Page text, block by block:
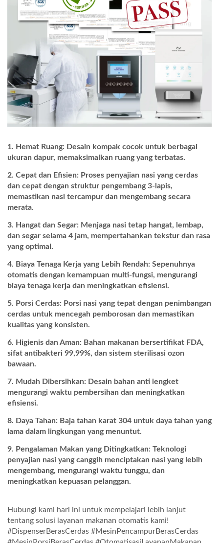
Hemat Ruang: Desain kompak cocok untuk berbagai
ukuran dapur, memaksimalkan ruang yang terbatas.
Cepat dan Efisien: Proses penyajian nasi yang cerdas
dan cepat dengan struktur pengembang 3-lapis,
memastikan nasi tercampur dan mengembang secara
merata.
Hangat dan Segar: Menjaga nasi tetap hangat, lembap,
dan segar selama 4 jam, mempertahankan tekstur dan rasa
yang optimal.
Biaya Tenaga Kerja yang Lebih Rendah: Sepenuhnya
otomatis dengan kemampuan multi-fungsi, mengurangi
biaya tenaga kerja dan meningkatkan efisiensi.
Porsi Cerdas: Porsi nasi yang tepat dengan penimbangan
cerdas untuk mencegah pemborosan dan memastikan
kualitas yang konsisten.
Higienis dan Aman: Bahan makanan bersertifikat FDA,
sifat antibakteri 99,99%, dan sistem sterilisasi ozon
bawaan.
Mudah Dibersihkan: Desain bahan anti lengket
mengurangi waktu pembersihan dan meningkatkan
efisiensi.
Daya Tahan: Baja tahan karat 304 untuk daya tahan yang
lama dalam lingkungan yang menuntut.
Pengalaman Makan yang Ditingkatkan: Teknologi
penyajian nasi yang canggih menciptakan nasi yang lebih
mengembang, mengurangi waktu tunggu, dan
meningkatkan kepuasan pelanggan.
Hubungi kami hari ini untuk mempelajari lebih lanjut
tentang solusi layanan makanan otomatis kami!
#DispenserBerasCerdas #MesinPencampurBerasCerdas